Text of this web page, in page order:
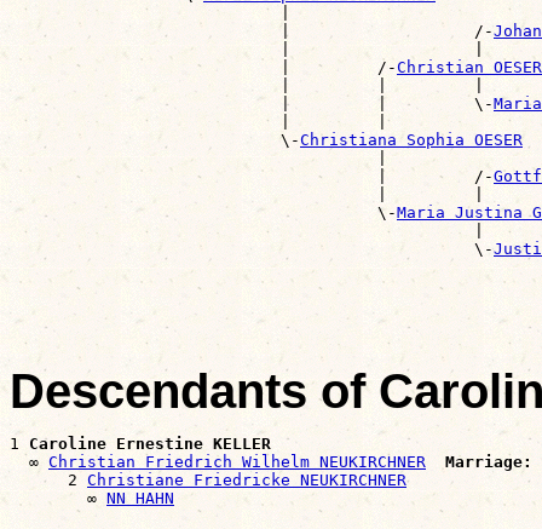
|
                            |                   /-
|                   |
                            |         /-
Christian OESER
|         |         |
                            |         |         \-
Maria
|         |
                            \-
Christiana Sophia OESER
|
                                      |         /-
                                      \-
Maria Justina
|
                                                \-
Descendants of
1 Caroline Ernestine KELLER
  ∞
Christian Friedrich Wilhelm NEUKIRCHNER Marriage:
      2
Christiane Friedricke NEUKIRCHNER
        ∞
NN HAHN